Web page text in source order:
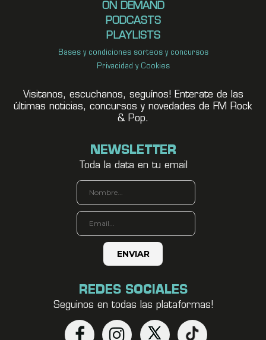
ON DEMAND
PODCASTS
PLAYLISTS
Bases y condiciones sorteos y concursos
Privacidad y Cookies
Visitanos, escuchanos, seguínos! Enterate de las
últimas noticias, concursos y novedades de FM Rock
& Pop.
NEWSLETTER
Toda la data en tu email
REDES SOCIALES
Seguinos en todas las plataformas!